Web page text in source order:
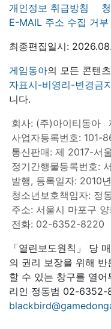
개인정보 취급방침
E-MAIL 주소 수집 거부
최종편집일시:
게임동아의 모든 콘텐
자표시-비영리-변경금
니다.
회사: (주)아이티동아
사업자등록번호: 101-
통신판매: 제 2017-서
정기간행물등록번호:
발행, 등록일자: 2010
청소년보호책임자: 정
주소: 서울시 마포구
전화: 02-6352-8220
「열린보도원칙」 당
의 권리 보장을 위해
할 수 있는 창구를 열
리인 정동범 02-6352-